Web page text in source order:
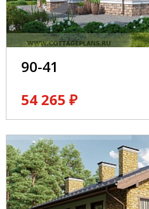
90-41
54 265 ₽